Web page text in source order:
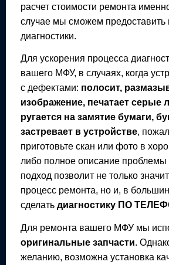
расчет стоимости ремонта
случае мы сможем предоставить
диагностики.
Для ускорения процесса
вашего МФУ, в случаях, когда
с дефектами: полосит,
изображение, печатает серые
ругается на замятие бумаги,
застревает в устройстве,
приготовьте скан или фото в
либо полное описание проблемы
подход позволит не только
процесс ремонта, но и, в
сделать диагностику ПО
Для ремонта вашего МФУмы
оригинальные запчасти.
желанию, возможна установка